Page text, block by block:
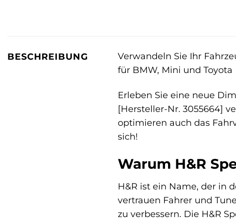
BESCHREIBUNG Verwandeln Sie Ihr
für BMW, Mini und Toyota
Erleben Sie eine neue
[Hersteller-Nr. 3055664]
optimieren auch das
sich!
Warum H&R
H&R ist ein Name, der in
vertrauen Fahrer und
zu verbessern. Die H&R